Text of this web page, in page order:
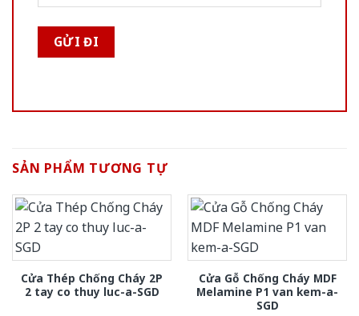
SẢN PHẨM TƯƠNG TỰ
Cửa Thép Chống Cháy 2P
2 tay co thuy luc-a-SGD
Cửa Gỗ Chống Cháy MDF
Melamine P1 van kem-a-
SGD